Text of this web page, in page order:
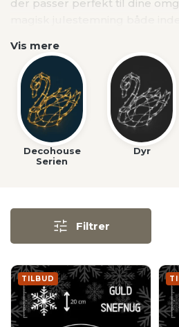
der passer perfekt til dine
Vis mere
Decohouse
Serien
Dyr
Filtrer
TILBUD